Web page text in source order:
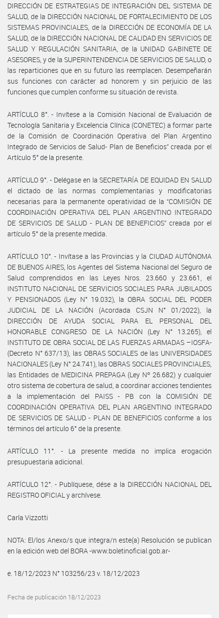
DIRECCIÓN DE ESTRATEGIAS DE INTEGRACIÓN DEL SISTEMA DE
SALUD, de la DIRECCIÓN NACIONAL DE FORTALECIMIENTO DE LOS
SISTEMAS PROVINCIALES, de la DIRECCIÓN DE ECONOMÍA DE LA
SALUD, de la DIRECCIÓN NACIONAL DE CALIDAD EN SERVICIOS DE
SALUD Y REGULACIÓN SANITARIA, de la UNIDAD GABINETE DE
ASESORES, y de la SUPERINTENDENCIA DE SERVICIOS DE SALUD, o
las reparticiones que en su futuro las reemplacen. Desempeñarán
sus funciones con carácter ad honorem y sin perjuicio de las
funciones que cumplen conforme su situación de revista.
ARTÍCULO 8°. - Invítese a la Comisión Nacional de Evaluación de
Tecnología Sanitaria y Excelencia Clínica (CONETEC) a formar parte
de la Comisión de Coordinación Operativa del Plan Argentino
Integrado de Servicios de Salud- Plan de Beneficios” creada por el
Artículo 5° de la presente.
ARTÍCULO 9°. - Delégase en la SECRETARÍA DE EQUIDAD EN SALUD
el dictado de las normas complementarias y modificatorias
necesarias para la permanente operatividad de la “COMISIÓN DE
COORDINACIÓN OPERATIVA DEL PLAN ARGENTINO INTEGRADO
DE SERVICIOS DE SALUD - PLAN DE BENEFICIOS” creada por el
artículo 5° de la presente medida.
ARTÍCULO 10°. - Invítase a las Provincias y la CIUDAD AUTÓNOMA
DE BUENOS AIRES, los Agentes del Sistema Nacional del Seguro de
Salud comprendidos en las Leyes Nros. 23.660 y 23.661, el
INSTITUTO NACIONAL DE SERVICIOS SOCIALES PARA JUBILADOS
Y PENSIONADOS (Ley N° 19.032), la OBRA SOCIAL DEL PODER
JUDICIAL DE LA NACIÓN (Acordada CSJN N° 01/2022), la
DIRECCIÓN DE AYUDA SOCIAL PARA EL PERSONAL DEL
HONORABLE CONGRESO DE LA NACIÓN (Ley N° 13.265), el
INSTITUTO DE OBRA SOCIAL DE LAS FUERZAS ARMADAS –IOSFA-
(Decreto N° 637/13), las OBRAS SOCIALES de las UNIVERSIDADES
NACIONALES (Ley N° 24.741), las OBRAS SOCIALES PROVINCIALES,
las Entidades de MEDICINA PREPAGA (Ley Nº 26.682) y cualquier
otro sistema de cobertura de salud, a coordinar acciones tendientes
a la implementación del PAISS - PB con la COMISIÓN DE
COORDINACIÓN OPERATIVA DEL PLAN ARGENTINO INTEGRADO
DE SERVICIOS DE SALUD - PLAN DE BENEFICIOS conforme a los
términos del artículo 6° de la presente.
ARTÍCULO 11°. - La presente medida no implica erogación
presupuestaria adicional.
ARTÍCULO 12°. - Publíquese, dése a la DIRECCIÓN NACIONAL DEL
REGISTRO OFICIAL y archívese.
Carla Vizzotti
NOTA: El/los Anexo/s que integra/n este(a) Resolución se publican
en la edición web del BORA -www.boletinoficial.gob.ar-
e. 18/12/2023 N° 103256/23 v. 18/12/2023
Fecha de publicación 18/12/2023